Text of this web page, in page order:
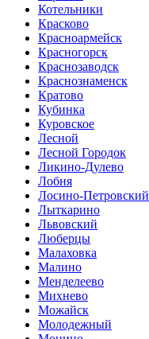
Котельники
Красково
Красноармейск
Красногорск
Краснозаводск
Краснознаменск
Кратово
Кубинка
Куровское
Лесной
Лесной Городок
Ликино-Дулево
Лобня
Лосино-Петровский
Лыткарино
Львовский
Люберцы
Малаховка
Малино
Менделеево
Михнево
Можайск
Молодежный